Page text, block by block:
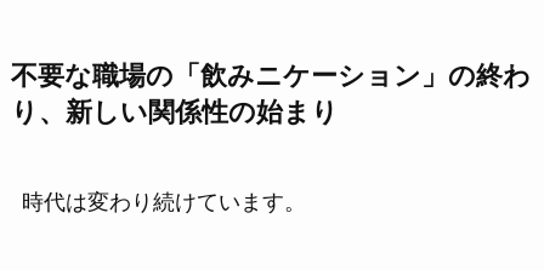
不要な職場の「飲みニケーション」の終わ
り、新しい関係性の始まり
時代は変わり続けています。